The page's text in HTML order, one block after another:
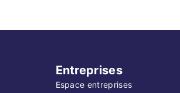
Entreprises
Espace entreprises